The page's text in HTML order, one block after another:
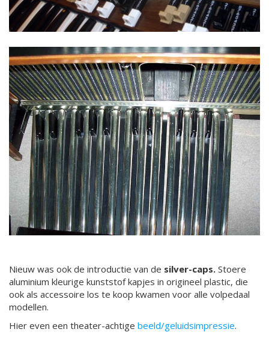
Nieuw was ook de introductie van de silver-caps. Stoere
aluminium kleurige kunststof kapjes in origineel plastic, die
ook als accessoire los te koop kwamen voor alle volpedaal
modellen.
Hier even een theater-achtige beeld/geluidsimpressie.